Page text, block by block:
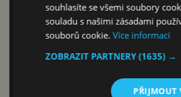
souhlasíte se všemi soubory
souladu s našimi zásadami
souborů cookie.Více informací
ZOBRAZIT PARTNERY(1635) →
PŘIJMOUT